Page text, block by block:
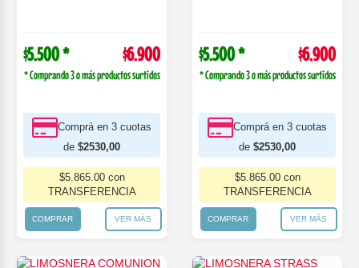
$5.500 * $6.900
* Comprando 3 o más productos surtidos
Comprá en 3 cuotas
de $2530,00
$5.865.00 con
TRANSFERENCIA
COMPRAR VER MÁS
$5.500 * $6.900
* Comprando 3 o más productos surtidos
Comprá en 3 cuotas
de $2530,00
$5.865.00 con
TRANSFERENCIA
COMPRAR VER MÁS